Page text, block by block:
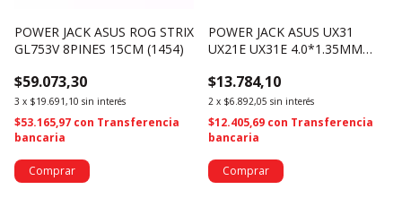
POWER JACK ASUS ROG STRIX
GL753V 8PINES 15CM (1454)
$59.073,30
3 x $19.691,10 sin interés
$53.165,97 con Transferencia
bancaria
POWER JACK ASUS UX31
UX21E UX31E 4.0*1.35MM
$13.784,10
2 x $6.892,05 sin interés
$12.405,69 con Transferencia
bancaria